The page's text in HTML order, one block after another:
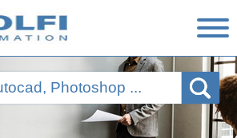
Nos Formations
Ressources